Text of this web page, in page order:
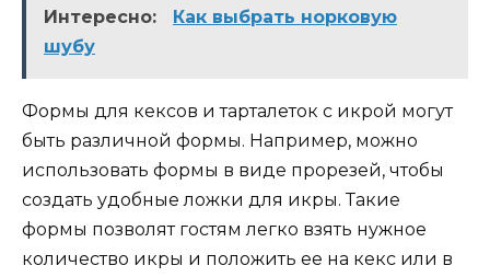
Интересно:
Как выбрать норковую
шубу
Формы для кексов и тарталеток с икрой могут
быть различной формы. Например, можно
использовать формы в виде прорезей, чтобы
создать удобные ложки для икры. Такие
формы позволят гостям легко взять нужное
количество икры и положить ее на кекс или в